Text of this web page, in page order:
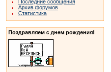
Последние сообщения
Архив форумов
Статистика
Поздравляем с днем рождения!